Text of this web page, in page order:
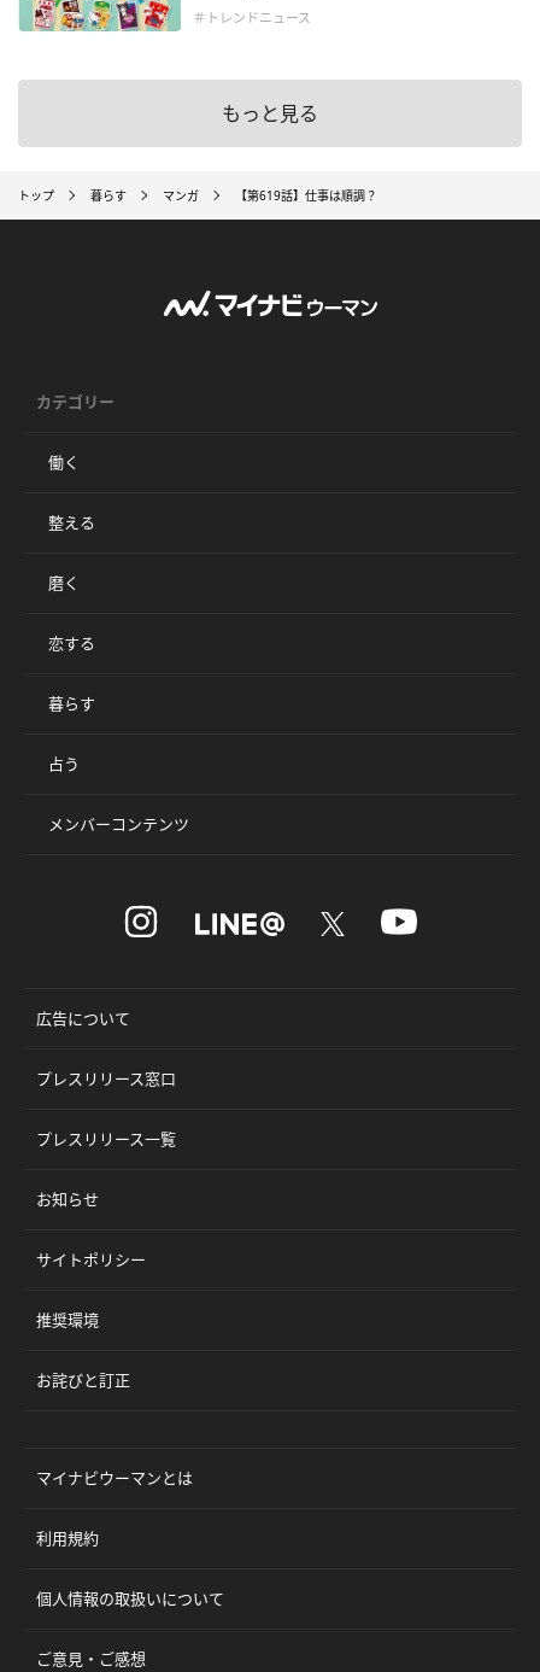
＃トレンドニュース
もっと見る
トップ 暮らす マンガ 【第619話】仕事は順調？
カテゴリー
働く
整える
磨く
恋する
暮らす
占う
メンバーコンテンツ
広告について
プレスリリース窓口
プレスリリース一覧
お知らせ
サイトポリシー
推奨環境
お詫びと訂正
マイナビウーマンとは
利用規約
個人情報の取扱いについて
ご意見・ご感想